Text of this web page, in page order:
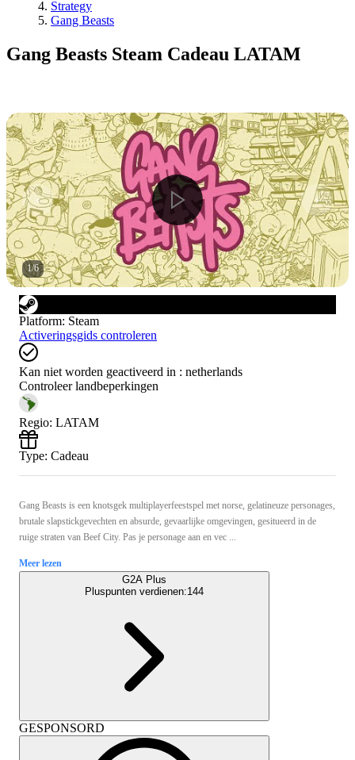
Strategy
Gang Beasts
Gang Beasts Steam Cadeau LATAM
1/6
Platform: Steam
Activeringsgids controleren
Kan niet worden geactiveerd in : netherlands
Controleer landbeperkingen
Regio: LATAM
Type: Cadeau
Gang Beasts is een knotsgek multiplayerfeestspel met norse, gelatineuze personages,
brutale slapstickgevechten en absurde, gevaarlijke omgevingen, gesitueerd in de
ruige straten van Beef City. Pas je personage aan en vec ...
Meer lezen
G2A Plus
Pluspunten verdienen:144
GESPONSORD